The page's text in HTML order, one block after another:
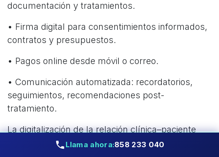
Llama ahora:858 233 040
documentación y tratamientos.
• Firma digital para consentimientos informados,
contratos y presupuestos.
• Pagos online desde móvil o correo.
• Comunicación automatizada: recordatorios,
seguimientos, recomendaciones post-
tratamiento.
La digitalización de la relación clínica–paciente
mejora la confianza, reduce errores y elimina